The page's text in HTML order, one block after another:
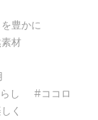
豊かに
材
し
#ココロ
く